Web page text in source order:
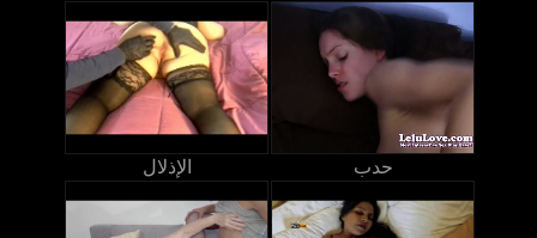
الإذلال حدب